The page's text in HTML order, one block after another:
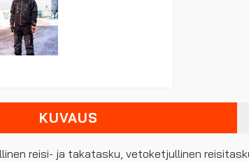
KUVAUS
reisi- ja takatasku, vetoketjullinen